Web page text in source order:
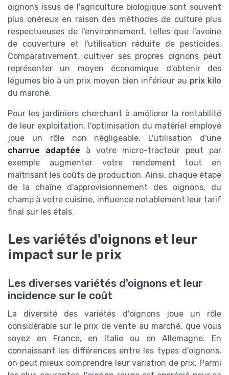
oignons issus de l'agriculture biologique sont souvent
plus onéreux en raison des méthodes de culture plus
respectueuses de l'environnement, telles que l'avoine
de couverture et l'utilisation réduite de pesticides.
Comparativement, cultiver ses propres oignons peut
représenter un moyen économique d'obtenir des
légumes bio à un prix moyen bien inférieur au prix kilo
du marché.
Pour les jardiniers cherchant à améliorer la rentabilité
de leur exploitation, l'optimisation du matériel employé
joue un rôle non négligeable. L'utilisation d'une
charrue adaptée à votre micro-tracteur peut par
exemple augmenter votre rendement tout en
maîtrisant les coûts de production. Ainsi, chaque étape
de la chaîne d'approvisionnement des oignons, du
champ à votre cuisine, influence notablement leur tarif
final sur les étals.
Les variétés d'oignons et leur
impact sur le prix
Les diverses variétés d'oignons et leur
incidence sur le coût
La diversité des variétés d'oignons joue un rôle
considérable sur le prix de vente au marché, que vous
soyez en France, en Italie ou en Allemagne. En
connaissant les différences entre les types d'oignons,
on peut mieux comprendre leur variation de prix. Parmi